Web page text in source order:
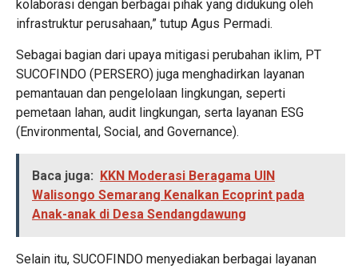
kolaborasi dengan berbagai pihak yang didukung oleh
infrastruktur perusahaan,” tutup Agus Permadi.
Sebagai bagian dari upaya mitigasi perubahan iklim, PT
SUCOFINDO (PERSERO) juga menghadirkan layanan
pemantauan dan pengelolaan lingkungan, seperti
pemetaan lahan, audit lingkungan, serta layanan ESG
(Environmental, Social, and Governance).
Baca juga: KKN Moderasi Beragama UIN
Walisongo Semarang Kenalkan Ecoprint pada
Anak-anak di Desa Sendangdawung
Selain itu, SUCOFINDO menyediakan berbagai layanan